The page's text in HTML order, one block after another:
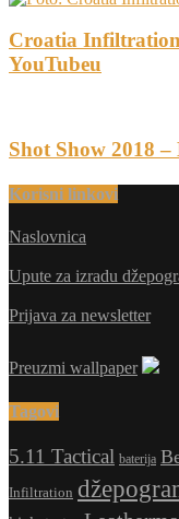
Croatia
YouTubeu
Shot Show 2018
Korisni linkovi
Naslovnica
Upute za izradu
Prijava za newsletter
Preuzmi wallpaper
Tagovi
5.11 Tactical baterija
Infiltration